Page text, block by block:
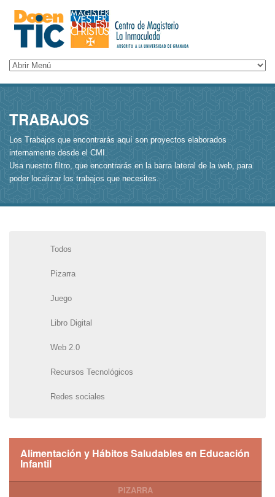
TRABAJOS
Los Trabajos que encontrarás aquí son proyectos elaborados
internamente desde el CMI.
Usa nuestro filtro, que encontrarás en la barra lateral de la web, para
poder localizar los trabajos que necesites.
Todos
Pizarra
Juego
Libro Digital
Web 2.0
Recursos Tecnológicos
Redes sociales
Alimentación y Hábitos Saludables en Educación
Infantil
PIZARRA